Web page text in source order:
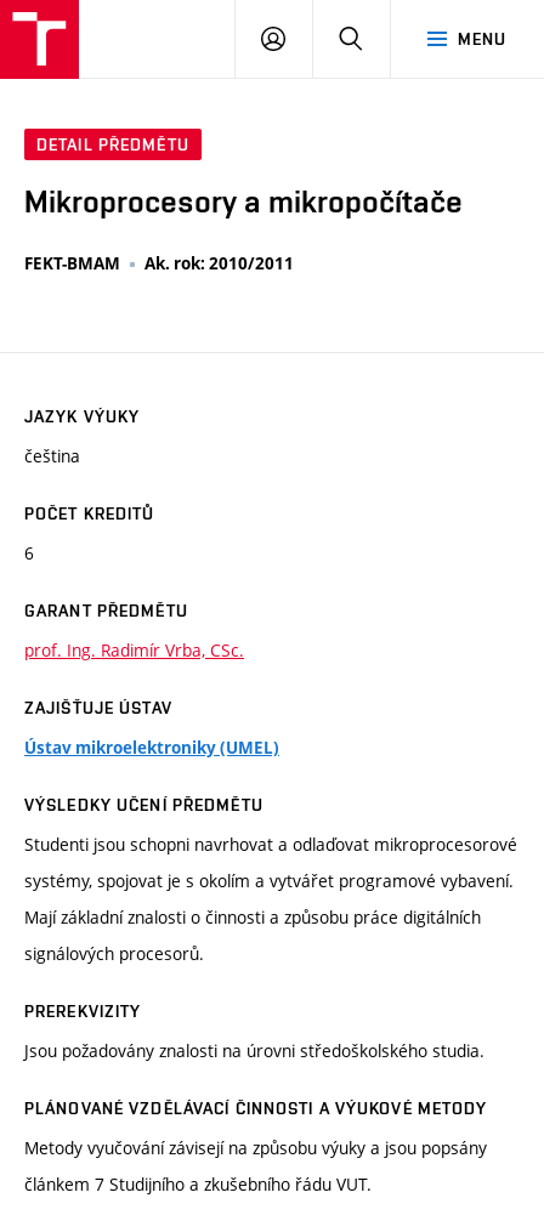
MENU
PŘIHLÁSIT
DETAIL PŘEDMĚTU
Mikroprocesory a mikropočítače
FEKT-BMAM Ak. rok: 2010/2011
JAZYK VÝUKY
čeština
POČET KREDITŮ
6
GARANT PŘEDMĚTU
prof. Ing. Radimír Vrba, CSc.
ZAJIŠŤUJE ÚSTAV
Ústav mikroelektroniky (UMEL)
VÝSLEDKY UČENÍ PŘEDMĚTU
Studenti jsou schopni navrhovat a odlaďovat mikroprocesorové
systémy, spojovat je s okolím a vytvářet programové vybavení.
Mají základní znalosti o činnosti a způsobu práce digitálních
signálových procesorů.
PREREKVIZITY
Jsou požadovány znalosti na úrovni středoškolského studia.
PLÁNOVANÉ VZDĚLÁVACÍ ČINNOSTI A VÝUKOVÉ METODY
Metody vyučování závisejí na způsobu výuky a jsou popsány
článkem 7 Studijního a zkušebního řádu VUT.